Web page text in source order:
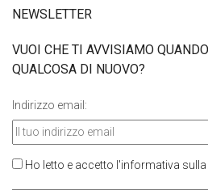
NEWSLETTER
VUOI CHE TI AVVISIAMO
QUALCOSA DI NUOVO?
Indirizzo email:
Ho letto e accetto l'informativa